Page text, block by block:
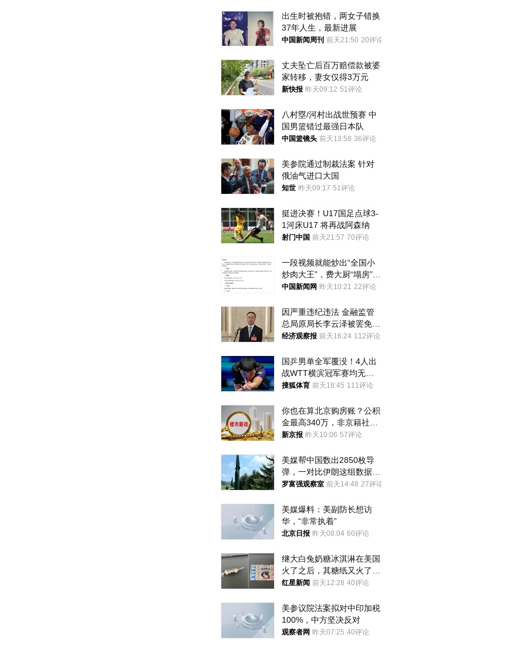
出生时被抱错，两女子错换
37年人生，最新进展
中国新闻周刊 前天21:50 20评论
丈夫坠亡后百万赔偿款被婆
家转移，妻女仅得3万元
新快报 昨天09:12 51评论
八村塁/河村出战世预赛 中
国男篮错过最强日本队
中国篮镜头 前天13:58 36评论
美参院通过制裁法案 针对
俄油气进口大国
知世 昨天09:17 51评论
挺进决赛！U17国足点球3-
1河床U17 将再战阿森纳
射门中国 前天21:57 70评论
一段视频就能炒出“全国小
炒肉大王”，费大厨“塌房”了
吗？
中国新闻网 昨天10:21 22评论
因严重违纪违法 金融监管
总局原局长李云泽被罢免全
国人大代表
经济观察报 前天16:24 112评论
国乒男单全军覆没！4人出
战WTT横滨冠军赛均无缘
八强
搜狐体育 前天18:45 111评论
你也在算北京购房账？公积
金最高340万，非京籍社保
1年
新京报 昨天10:06 57评论
美媒帮中国数出2850枚导
弹，一对比伊朗这组数据，
发现出大事了
罗富强观察室 前天14:48 27评论
美媒爆料：美副防长想访
华，“非常执着”
北京日报 昨天08:04 60评论
继大白兔奶糖冰淇淋在美国
火了之后，其糖纸又火了！
海外博主盛赞：平面设计经
红星新闻 前天12:28 40评论
美参议院法案拟对中印加税
100%，中方坚决反对
观察者网 昨天07:25 40评论